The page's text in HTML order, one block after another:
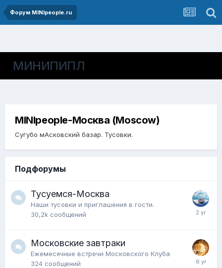
Форум MINIpeople.ru
МИНИПИПЛ
MINIpeople-Москва (Moscow)
Сугубо мАсковский базар. Тусовки.
Подфорумы
Тусуемся-Москва
Наши тусовки и приглашения в гости.
30,2k сообщений
Московские завтраки
Ежемесячные встречи Московского Клуба
324 сообщений